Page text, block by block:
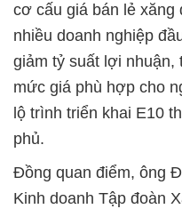
cơ cấu giá bán lẻ xăng
nhiều doanh nghiệp
giảm tỷ suất lợi nhuận,
mức giá phù hợp cho
lộ trình triển khai E10
phủ.
Đồng quan điểm, ông
Kinh doanh Tập đoàn